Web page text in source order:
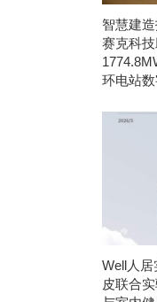
智慧建
赛克科
环电站
Well人
皮联合